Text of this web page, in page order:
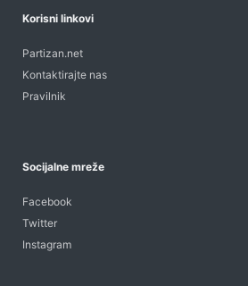
Korisni linkovi
Partizan.net
Kontaktirajte nas
Pravilnik
Socijalne mreže
Facebook
Twitter
Instagram